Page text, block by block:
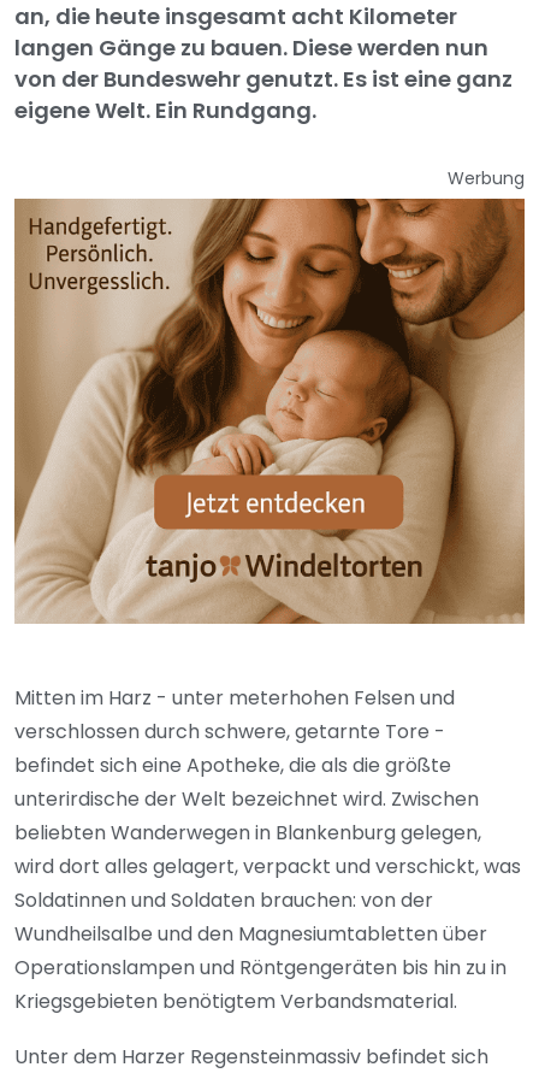
an, die heute insgesamt acht Kilometer
langen Gänge zu bauen. Diese werden nun
von der Bundeswehr genutzt. Es ist eine ganz
eigene Welt. Ein Rundgang.
Werbung
Mitten im Harz - unter meterhohen Felsen und
verschlossen durch schwere, getarnte Tore -
befindet sich eine Apotheke, die als die größte
unterirdische der Welt bezeichnet wird. Zwischen
beliebten Wanderwegen in Blankenburg gelegen,
wird dort alles gelagert, verpackt und verschickt, was
Soldatinnen und Soldaten brauchen: von der
Wundheilsalbe und den Magnesiumtabletten über
Operationslampen und Röntgengeräten bis hin zu in
Kriegsgebieten benötigtem Verbandsmaterial.
Unter dem Harzer Regensteinmassiv befindet sich